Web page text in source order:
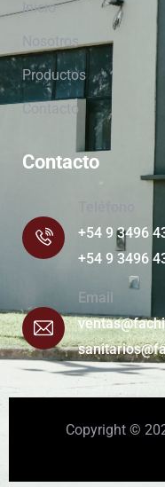
Inicio
Nosotros
Productos
Contacto
Contacto
+54 9 3496
+54 9 3496
Email
Copyright ©